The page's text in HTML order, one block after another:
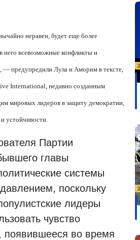
неравен, будет еще более
него всевозможные конфликты и
— предупредили Лула и Аморим в тексте,
International, недавно созданным
мировых лидеров в защиту демократии,
устойчивости.
Партии
главы
системы
поскольку
лидеры
чувство
появившееся во время